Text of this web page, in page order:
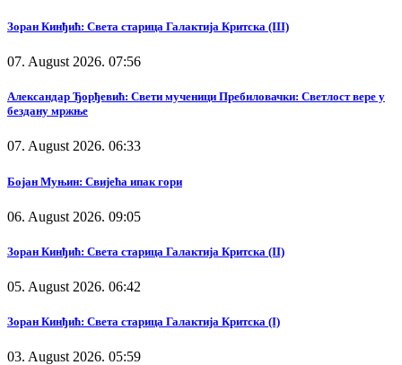
Зоран Кинђић: Света старица Галактија Критска (III)
07. August 2026. 07:56
Александар Ђорђевић: Свети мученици Пребиловачки: Светлост вере у
бездану мржње
07. August 2026. 06:33
Бојан Муњин: Свијећа ипак гори
06. August 2026. 09:05
Зоран Кинђић: Света старица Галактија Критска (II)
05. August 2026. 06:42
Зоран Кинђић: Света старица Галактија Критска (I)
03. August 2026. 05:59